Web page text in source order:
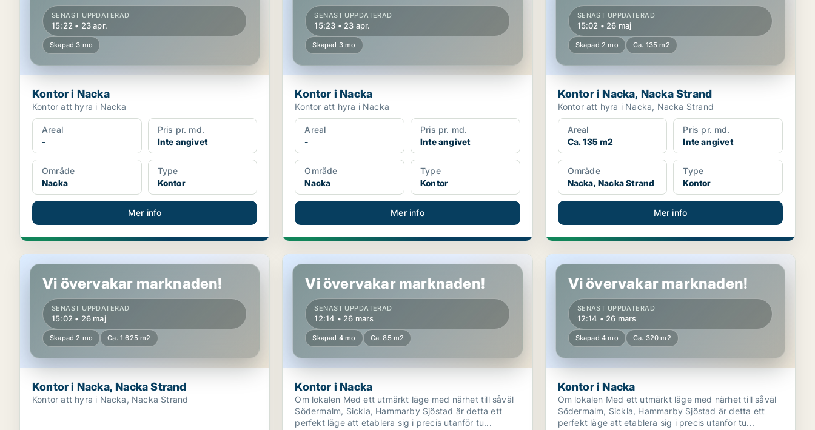
SENAST UPPDATERAD
15:22 • 23 apr.
Skapad 3 mo
Kontor i Nacka
Kontor att hyra i Nacka
Areal
-
Pris pr. md.
Inte angivet
Område
Nacka
Type
Kontor
Mer info
SENAST UPPDATERAD
15:23 • 23 apr.
Skapad 3 mo
Kontor i Nacka
Kontor att hyra i Nacka
Areal
-
Pris pr. md.
Inte angivet
Område
Nacka
Type
Kontor
Mer info
SENAST UPPDATERAD
15:02 • 26 maj
Skapad 2 mo Ca. 135 m2
Kontor i Nacka, Nacka Strand
Kontor att hyra i Nacka, Nacka Strand
Areal
Ca. 135 m2
Pris pr. md.
Inte angivet
Område
Nacka, Nacka Strand
Type
Kontor
Mer info
Kontor i Nacka, Nacka Strand
Vi övervakar marknaden!
SENAST UPPDATERAD
15:02 • 26 maj
Skapad 2 mo Ca. 1 625 m2
Kontor i Nacka, Nacka Strand
Kontor att hyra i Nacka, Nacka Strand
Kontor i Nacka
Vi övervakar marknaden!
SENAST UPPDATERAD
12:14 • 26 mars
Skapad 4 mo Ca. 85 m2
Kontor i Nacka
Om lokalen Med ett utmärkt läge med närhet till såväl
Södermalm, Sickla, Hammarby Sjöstad är detta ett
perfekt läge att etablera sig i precis utanför tu...
Kontor i Nacka
Vi övervakar marknaden!
SENAST UPPDATERAD
12:14 • 26 mars
Skapad 4 mo Ca. 320 m2
Kontor i Nacka
Om lokalen Med ett utmärkt läge med närhet till såväl
Södermalm, Sickla, Hammarby Sjöstad är detta ett
perfekt läge att etablera sig i precis utanför tu...